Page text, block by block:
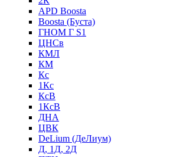
APD Boosta
Boosta (Буста)
ГНОМ Г S1
ЦНСв
КМЛ
КМ
Кс
1Кс
КсВ
1КсВ
ДНА
ЦВК
DeLium (ДеЛиум)
Д, 1Д, 2Д